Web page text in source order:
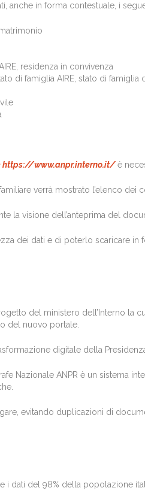
anche in forma contestuale, i
residenza in convivenza
di famiglia AIRE, stato di
https://www.anpr.interno.it/è
verrà mostrato l’elenco
la visione dell’anteprima del
dei dati e di poterlo scaricare in
del ministero dell’Interno la
del nuovo portale.
digitale della
Nazionale ANPR è un
evitando duplicazioni di
i dati del 98% della popolazione